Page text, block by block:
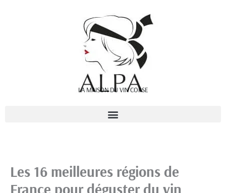
LA MAISON DU VIN CORSE
Les 16 meilleures régions de
France pour déguster du vin